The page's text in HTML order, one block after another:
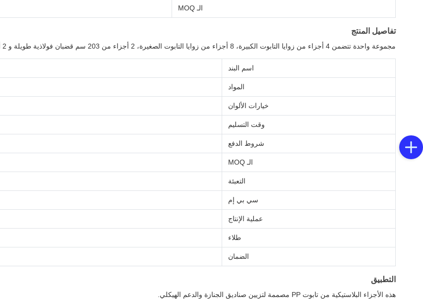
الـ MOQ
تفاصيل المنتج
مجموعة واحدة تتضمن 4 أجزاء من زوايا التابوت الكبيرة، 8 أجزاء من زوايا التابوت الصغيرة، 2 أجزاء من 203 سم قضبان فولاذية طويلة و 2 أجزاء 66 سم قضبان فولاذية قصيرة.
اسم البند
المواد
خيارات الألوان
وقت التسليم
شروط الدفع
الـ MOQ
التعبئة
سي بي إم
عملية الإنتاج
طلاء
الضمان
التطبيق
هذه الأجزاء البلاستيكية من تابوت PP مصممة لتزيين صناديق الجنازة والدعم الهيكلي.